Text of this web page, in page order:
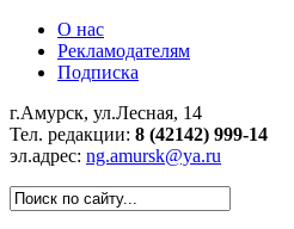
О нас
Рекламодателям
Подписка
г.Амурск, ул.Лесная, 14
Тел. редакции: 8 (42142) 999-14
эл.адрес: ng.amursk@ya.ru